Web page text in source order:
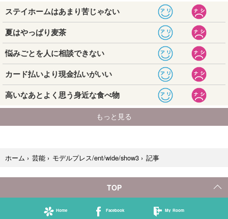
ホーム › 芸能 › モデルプレス/ent/wide/show3 › 記事
TOP
Home Facebook My Room